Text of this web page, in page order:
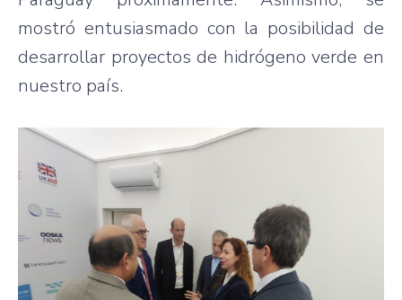
mostró entusiasmado con la posibilidad de
desarrollar proyectos de hidrógeno verde en
nuestro país.